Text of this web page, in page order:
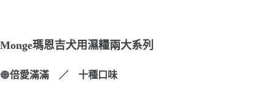
Monge瑪恩吉犬用濕糧兩大系列
🟠倍愛滿滿 ／ 十種口味